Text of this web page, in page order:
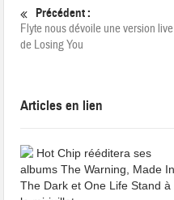
Précédent :
Flyte nous dévoile une version live
de Losing You
Articles en lien